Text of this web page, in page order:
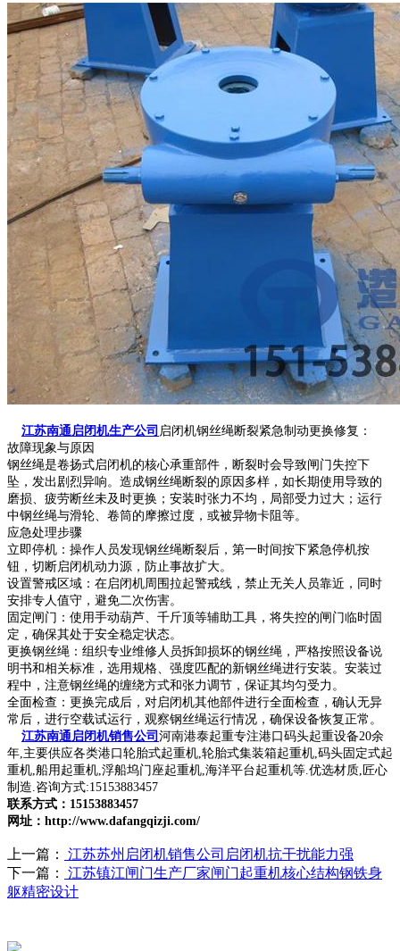
江苏南通启闭机生产公司 启闭机钢丝绳断裂紧急制动更换修复：
故障现象与原因
钢丝绳是卷扬式启闭机的核心承重部件，断裂时会导致闸门失控下
坠，发出剧烈异响。造成钢丝绳断裂的原因多样，如长期使用导致的
磨损、疲劳断丝未及时更换；安装时张力不均，局部受力过大；运行
中钢丝绳与滑轮、卷筒的摩擦过度，或被异物卡阻等。
应急处理步骤
立即停机：操作人员发现钢丝绳断裂后，第一时间按下紧急停机按
钮，切断启闭机动力源，防止事故扩大。
设置警戒区域：在启闭机周围拉起警戒线，禁止无关人员靠近，同时
安排专人值守，避免二次伤害。
固定闸门：使用手动葫芦、千斤顶等辅助工具，将失控的闸门临时固
定，确保其处于安全稳定状态。
更换钢丝绳：组织专业维修人员拆卸损坏的钢丝绳，严格按照设备说
明书和相关标准，选用规格、强度匹配的新钢丝绳进行安装。安装过
程中，注意钢丝绳的缠绕方式和张力调节，保证其均匀受力。
全面检查：更换完成后，对启闭机其他部件进行全面检查，确认无异
常后，进行空载试运行，观察钢丝绳运行情况，确保设备恢复正常。
江苏南通启闭机销售公司 河南港泰起重专注港口码头起重设备20余
年,主要供应各类港口轮胎式起重机,轮胎式集装箱起重机,码头固定式起
重机,船用起重机,浮船坞门座起重机,海洋平台起重机等.优选材质,匠心
制造.咨询方式:15153883457
联系方式：15153883457
网址：http://www.dafangqizji.com/
上一篇：
江苏苏州启闭机销售公司启闭机抗干扰能力强
下一篇：
江苏镇江闸门生产厂家闸门起重机核心结构钢铁身
躯精密设计